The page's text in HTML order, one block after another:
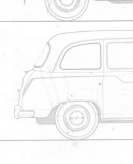
Merci
juste
Oui, en
Nul
J'aime